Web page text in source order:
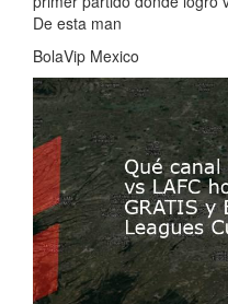
De esta man
BolaVip Mexico